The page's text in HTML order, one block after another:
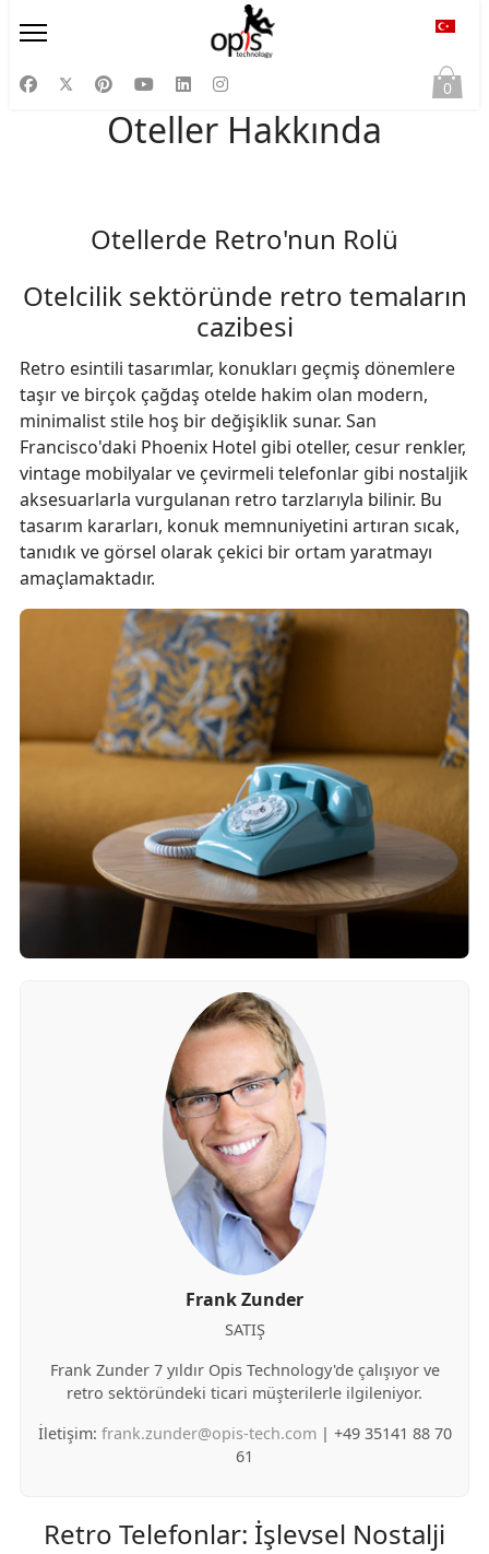
0
Oteller Hakkında
Otellerde Retro'nun Rolü
Otelcilik sektöründe retro temaların
cazibesi
Retro esintili tasarımlar, konukları geçmiş dönemlere
taşır ve birçok çağdaş otelde hakim olan modern,
minimalist stile hoş bir değişiklik sunar. San
Francisco'daki Phoenix Hotel gibi oteller, cesur renkler,
vintage mobilyalar ve çevirmeli telefonlar gibi nostaljik
aksesuarlarla vurgulanan retro tarzlarıyla bilinir. Bu
tasarım kararları, konuk memnuniyetini artıran sıcak,
tanıdık ve görsel olarak çekici bir ortam yaratmayı
amaçlamaktadır.
Frank Zunder
SATIŞ
Frank Zunder 7 yıldır Opis Technology'de çalışıyor ve
retro sektöründeki ticari müşterilerle ilgileniyor.
İletişim: frank.zunder@opis-tech.com| +49 35141 88 70
61
Retro Telefonlar: İşlevsel Nostalji